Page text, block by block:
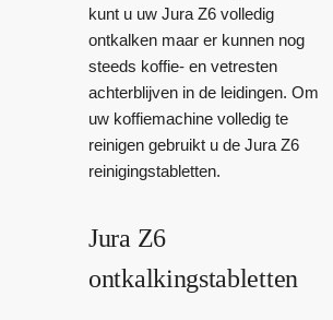
kunt u uw Jura Z6 volledig
ontkalken maar er kunnen nog
steeds koffie- en vetresten
achterblijven in de leidingen. Om
uw koffiemachine volledig te
reinigen gebruikt u de Jura Z6
reinigingstabletten.
Jura Z6
ontkalkingstabletten